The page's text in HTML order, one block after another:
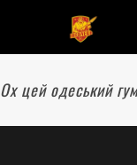
Ох цей одеський